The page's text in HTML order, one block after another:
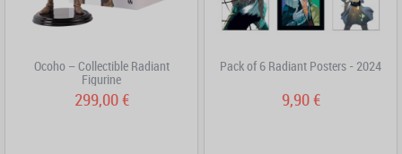
Ocoho – Collectible Radiant
Figurine
299,00 €
Pack of 6 Radiant Posters - 2024
9,90 €